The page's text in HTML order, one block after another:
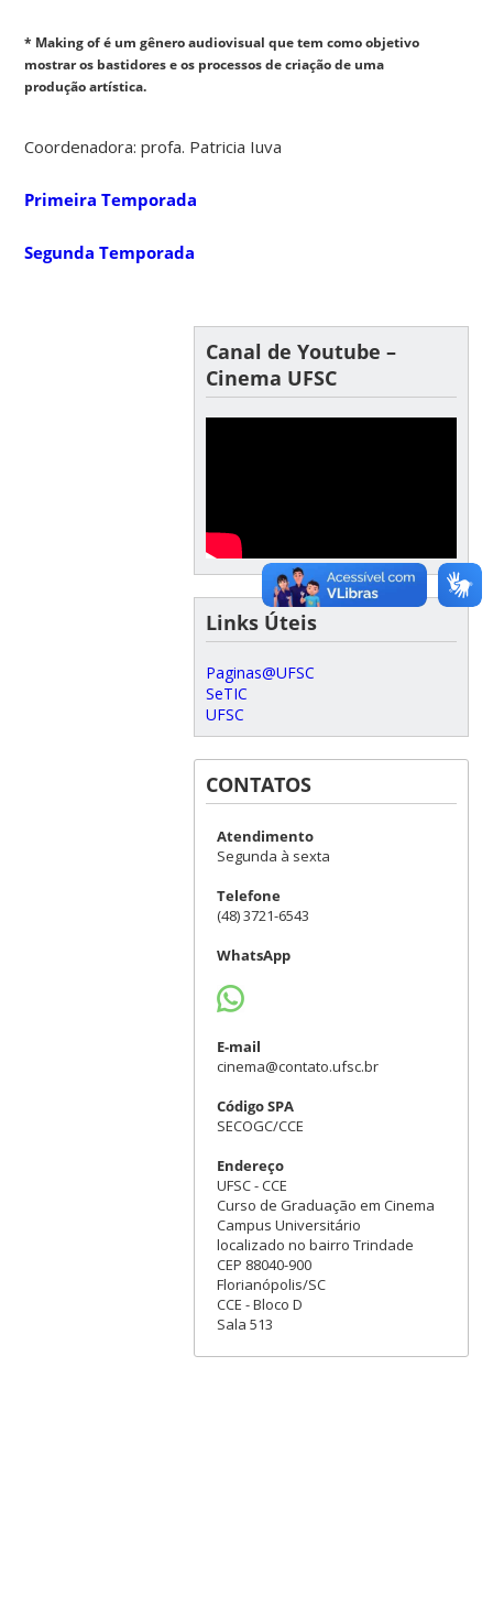
* Making of é um gênero audiovisual que tem como objetivo
mostrar os bastidores e os processos de criação de uma
produção artística.
Coordenadora: profa. Patricia Iuva
Primeira Temporada
Segunda Temporada
Canal de Youtube –
Cinema UFSC
Links Úteis
Paginas@UFSC
SeTIC
UFSC
CONTATOS
Atendimento
Segunda à sexta
Telefone
(48) 3721-6543
WhatsApp
E-mail
cinema@contato.ufsc.br
Código SPA
SECOGC/CCE
Endereço
UFSC - CCE
Curso de Graduação em Cinema
Campus Universitário
localizado no bairro Trindade
CEP 88040-900
Florianópolis/SC
CCE - Bloco D
Sala 513